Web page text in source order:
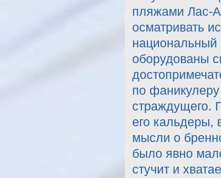
пляжами Лас-
осматривать
национальный
оборудованы
по
страждущего.
его кальдеры,
мысли о
было явно
стучит и